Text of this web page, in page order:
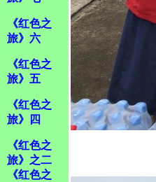
《红色之
旅》六
《红色之
旅》五
《红色之
旅》四
《红色之
旅》之二
《红色之